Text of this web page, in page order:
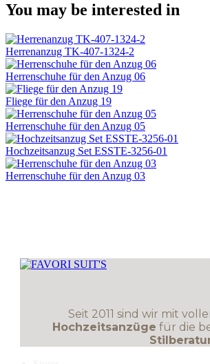
You may be interested in
Herrenanzug TK-407-1324-2
Herrenschuhe für den Anzug 06
Fliege für den Anzug 19
Herrenschuhe für den Anzug 05
Hochzeitsanzug Set ESSTE-3256-01
Herrenschuhe für den Anzug 03
Seit 2011 sind wir mit
Hochzeitsanzüge für die